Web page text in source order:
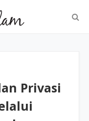
Privasi